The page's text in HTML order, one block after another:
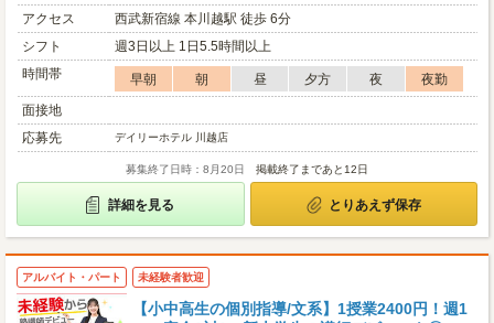
アクセス
西武新宿線 本川越駅 徒歩 6分
シフト
週3日以上 1日5.5時間以上
時間帯
早朝 朝 昼 夕方 夜
夜勤
面接地
応募先
デイリーホテル 川越店
募集終了日時：8月20日 掲載終了まであと12日
詳細を見る とりあえず保存
アルバイト・パート 未経験者歓迎
【小中高生の個別指導/文系】1授業2400円！週1